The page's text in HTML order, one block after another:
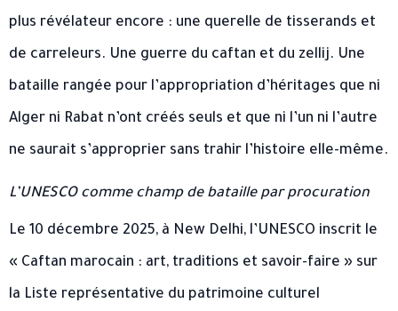
plus révélateur encore : une querelle de tisserands et
de carreleurs. Une guerre du caftan et du zellij. Une
bataille rangée pour l’appropriation d’héritages que ni
Alger ni Rabat n’ont créés seuls et que ni l’un ni l’autre
ne saurait s’approprier sans trahir l’histoire elle-même.
L’UNESCO comme champ de bataille par procuration
Le 10 décembre 2025, à New Delhi, l’UNESCO inscrit le
« Caftan marocain : art, traditions et savoir-faire » sur
la Liste représentative du patrimoine culturel